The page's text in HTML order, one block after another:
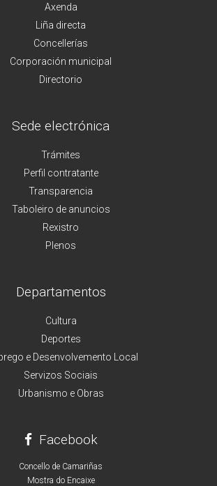
Axenda
Liña directa
Concellerías
Corporación municipal
Directorio
Sede electrónica
Trámites
Perfil contratante
Transparencia
Taboleiro de anuncios
Rexistro
Plenos
Departamentos
Cultura
Deportes
e Desenvolvemento Local
Servizos Sociais
Urbanismo e Obras
Facebook
Concello de Camariñas
Mostra do Encaixe